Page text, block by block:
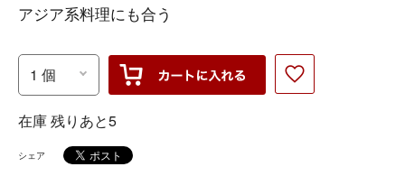
アジア系料理にも合う
在庫 残りあと5
シェア